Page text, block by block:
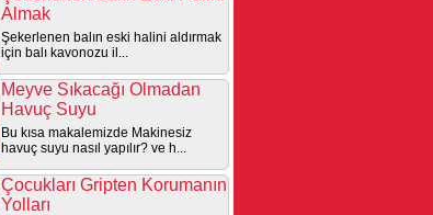
Almak
Şekerlenen balın eski halini aldırmak
için balı kavonozu il...
Meyve Sıkacağı Olmadan
Havuç Suyu
Bu kısa makalemizde Makinesiz
havuç suyu nasıl yapılır? ve h...
Çocukları Gripten Korumanın
Yolları